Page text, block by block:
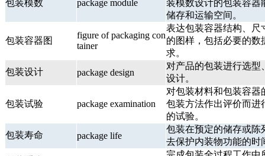
包装模数 package module
装模数设计的包装容器
储存和运输空间。
包装容器图
figure of packaging con
tainer
表达包装容器结构、尺
的图样，包括必要的数
求。
包装设计
package design
对产品的包装进行选型
设计。
包装试验 package examination
对包装材料和包装容器
包装方法作出评价而进
的试验。
包装寿命
package life
包装在预定的储存或陈
去保护内装物功能的时